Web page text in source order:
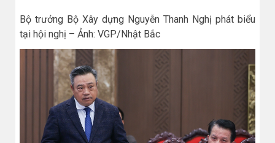
Bộ trưởng Bộ Xây dựng Nguyễn Thanh Nghị phát biểu
tại hội nghị – Ảnh: VGP/Nhật Bắc